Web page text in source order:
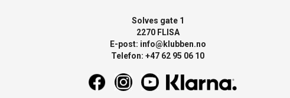
Solves gate 1
2270 FLISA
E-post: info@klubben.no
Telefon: +47 62 95 06 10